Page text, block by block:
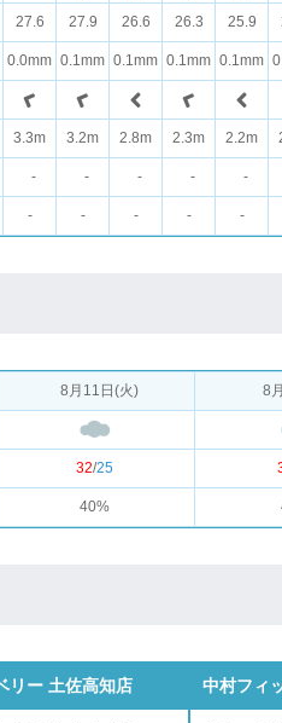
27.6 27.9 26.6 26.3 25.9
0.0mm 0.1mm 0.1mm 0.1mm 0.1mm
3.3m 3.2m 2.8m 2.3m 2.2m
- - - - -
- - - - -
8月11日(火) 8
32/25
40%
リー 土佐高知店 中村フィ